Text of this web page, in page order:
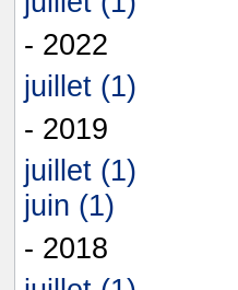
- 2022
juillet (1)
- 2019
juillet (1)
juin (1)
- 2018